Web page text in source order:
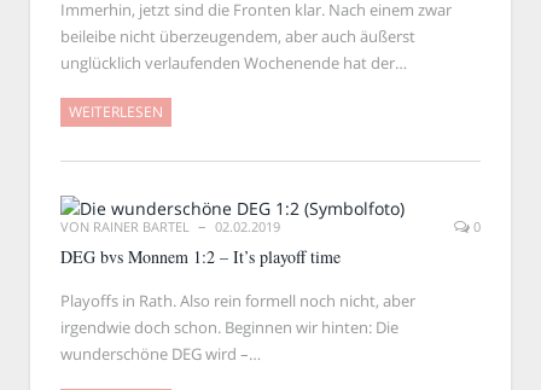
Immerhin, jetzt sind die Fronten klar. Nach einem zwar
beileibe nicht überzeugendem, aber auch äußerst
unglücklich verlaufenden Wochenende hat der…
WEITERLESEN
VON RAINER BARTEL 02.02.2019 0
DEG bvs Monnem 1:2 – It’s playoff time
Playoffs in Rath. Also rein formell noch nicht, aber
irgendwie doch schon. Beginnen wir hinten: Die
wunderschöne DEG wird –…